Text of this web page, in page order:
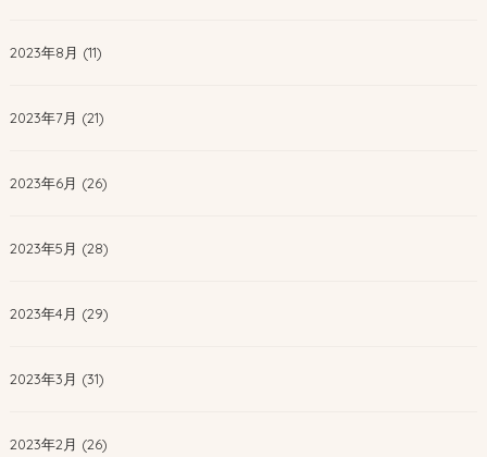
2023年8月 (11)
2023年7月 (21)
2023年6月 (26)
2023年5月 (28)
2023年4月 (29)
2023年3月 (31)
2023年2月 (26)